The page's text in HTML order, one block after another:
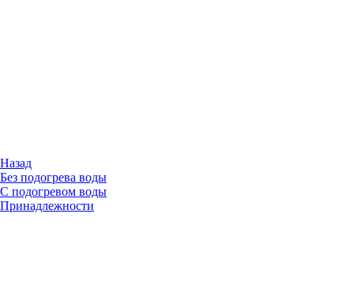
Назад
Без подогрева воды
С подогревом воды
Принадлежности